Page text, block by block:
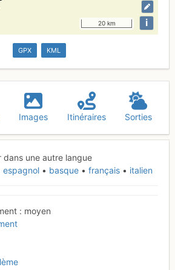
20 km i
GPX KML
Images Itinéraires Sorties
dans une autre langue
espagnol basque français italien
moyen